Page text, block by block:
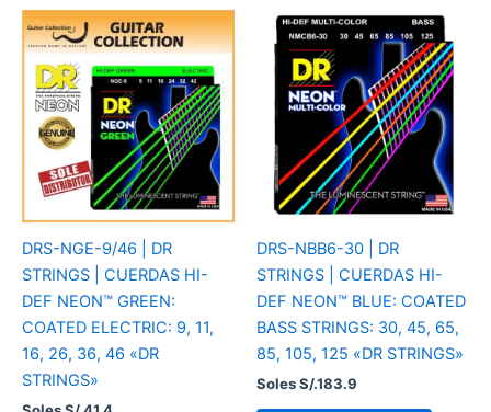
DRS-NGE-9/46 | DR
STRINGS | CUERDAS HI-
DEF NEON™ GREEN:
COATED ELECTRIC: 9, 11,
16, 26, 36, 46 «DR
STRINGS»
DRS-NBB6-30 | DR
STRINGS | CUERDAS HI-
DEF NEON™ BLUE: COATED
BASS STRINGS: 30, 45, 65,
85, 105, 125 «DR STRINGS»
Soles S/.183.9